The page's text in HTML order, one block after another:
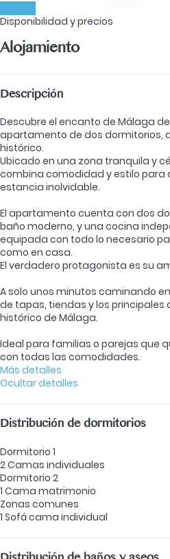
Disponibilidad y precios
Alojamiento
Descripción
Descubre el encanto de Málaga
apartamento de dos dormitorios,
histórico.
Ubicado en una zona tranquila y
combina comodidad y estilo para
estancia inolvidable.
El apartamento cuenta con dos
baño moderno, y una cocina
equipada con todo lo necesario
como en casa.
El verdadero protagonista es su
A solo unos minutos caminando
de tapas, tiendas y los
histórico de Málaga.
Ideal para familias o parejas que
con todas las comodidades.
Más detalles
Ocultar detalles
Distribución de dormitorios
Dormitorio 1
2 Camas individuales
Dormitorio 2
1 Cama matrimonio
Zonas comunes
1 Sofá cama individual